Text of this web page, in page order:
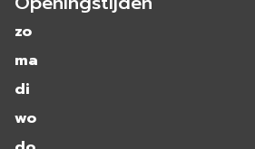
zo
ma
di
wo